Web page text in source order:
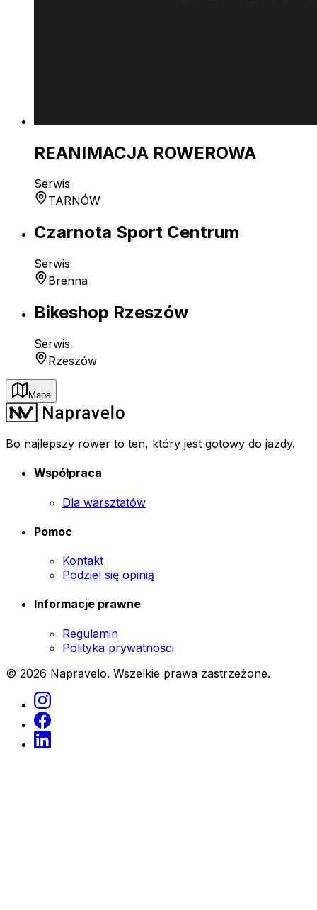
REANIMACJA ROWEROWA
Serwis
TARNÓW
Czarnota Sport Centrum
Serwis
Brenna
Bikeshop Rzeszów
Serwis
Rzeszów
Mapa
Bo najlepszy rower to ten, który jest gotowy do jazdy.
Współpraca
Dla warsztatów
Pomoc
Kontakt
Podziel się opinią
Informacje prawne
Regulamin
Polityka prywatności
© 2026 Napravelo. Wszelkie prawa zastrzeżone.